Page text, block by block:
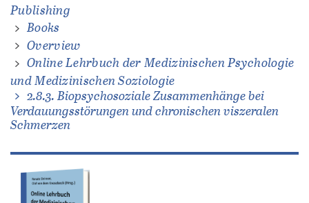
Publishing
Books
Overview
Online Lehrbuch der Medizinischen Psychologie
und Medizinischen Soziologie
2.8.3. Biopsychosoziale Zusammenhänge bei
Verdauungsstörungen und chronischen viszeralen
Schmerzen